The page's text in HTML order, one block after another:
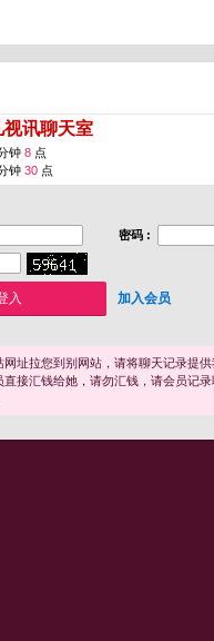
视讯聊天室
钟 8 点
钟 30 点
密码 :
加入会员
址拉您到别网站，请将聊天记录提
直接汇钱给她，请勿汇钱，请会员记